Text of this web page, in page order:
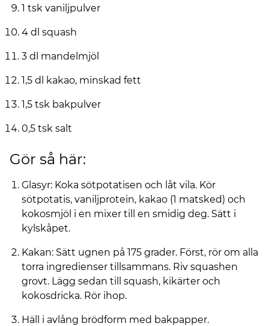
1 tsk vaniljpulver
4 dl squash
3 dl mandelmjöl
1,5 dl kakao, minskad fett
1,5 tsk bakpulver
0,5 tsk salt
Gör så här:
Glasyr: Koka sötpotatisen och låt vila. Kör
sötpotatis, vaniljprotein, kakao (1 matsked) och
kokosmjöl i en mixer till en smidig deg. Sätt i
kylskåpet.
Kakan: Sätt ugnen på 175 grader. Först, rör om alla
torra ingredienser tillsammans. Riv squashen
grovt. Lägg sedan till squash, kikärter och
kokosdricka. Rör ihop.
Häll i avlång brödform med bakpapper.